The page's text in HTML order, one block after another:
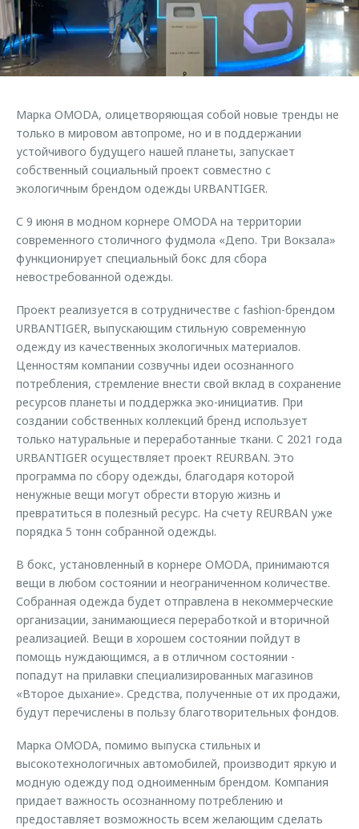
Страхование
Кредитный калькулятор
Аксессуары
Оригинальные аксессуары
Запчасти
Трейд-ин
Руководства по эксплуатации
Клиентская поддержка
O&J Автоклуб
Приложение O&J
Аксессуары
Одежда и сувениры
Запчасти
Обратная связь
Марка OMODA, олицетворяющая собой новые тренды не
только в мировом автопроме, но и в поддержании
устойчивого будущего нашей планеты, запускает
собственный социальный проект совместно с
экологичным брендом одежды URBANTIGER.
С 9 июня в модном корнере OMODA на территории
современного столичного фудмола «Депо. Три Вокзала»
функционирует специальный бокс для сбора
невостребованной одежды.
Проект реализуется в сотрудничестве с fashion-брендом
URBANTIGER, выпускающим стильную современную
одежду из качественных экологичных материалов.
Ценностям компании созвучны идеи осознанного
потребления, стремление внести свой вклад в сохранение
ресурсов планеты и поддержка эко-инициатив. При
создании собственных коллекций бренд использует
только натуральные и переработанные ткани. C 2021 года
URBANTIGER осуществляет проект REURBAN. Это
программа по сбору одежды, благодаря которой
ненужные вещи могут обрести вторую жизнь и
превратиться в полезный ресурс. На счету REURBAN уже
порядка 5 тонн собранной одежды.
В бокс, установленный в корнере OMODA, принимаются
вещи в любом состоянии и неограниченном количестве.
Собранная одежда будет отправлена в некоммерческие
организации, занимающиеся переработкой и вторичной
реализацией. Вещи в хорошем состоянии пойдут в
помощь нуждающимся, а в отличном состоянии -
попадут на прилавки специализированных магазинов
«Второе дыхание». Средства, полученные от их продажи,
будут перечислены в пользу благотворительных фондов.
Марка OMODA, помимо выпуска стильных и
высокотехнологичных автомобилей, производит яркую и
модную одежду под одноименным брендом. Компания
придает важность осознанному потреблению и
предоставляет возможность всем желающим сделать